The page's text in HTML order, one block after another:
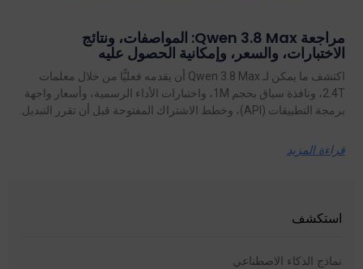
مراجعة Qwen 3.8 Max: المواصفات، ونتائج
الاختبارات، والسعر، وإمكانية الحصول عليه
اكتشف ما يمكن لـ Qwen 3.8 Max أن يقدمه فعليًّا من خلال معلمات
2.4T، ونافذة سياق بحجم 1M، واختبارات الأداء الرسمية، وأسعار واجهة
برمجة التطبيقات (API)، وخطط الاشتراك المفتوحة قبل أن تقرر التبديل.
قراءة المزيد
استكشف
نماذج الذكاء الاصطناعي